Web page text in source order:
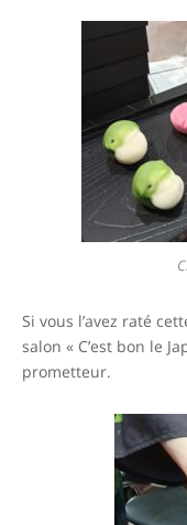
Si vous l’avez raté
salon « C’est bon le
prometteur.